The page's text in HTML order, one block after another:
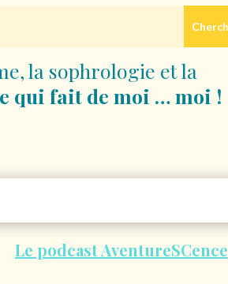
la sophrologie et la
qui fait de moi … moi !
Le podcast AventureSCence